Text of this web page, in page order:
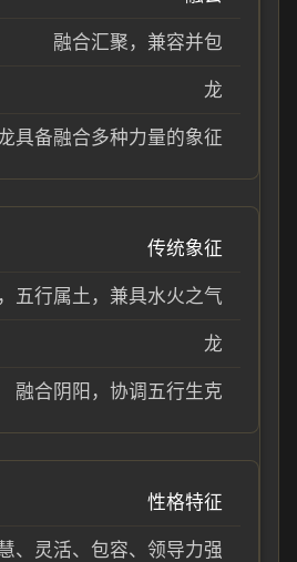
融合汇聚，兼容并包
龙
具备融合多种力量的象征
传统象征
五行属土，兼具水火之气
龙
融合阴阳，协调五行生克
性格特征
、灵活、包容、领导力强